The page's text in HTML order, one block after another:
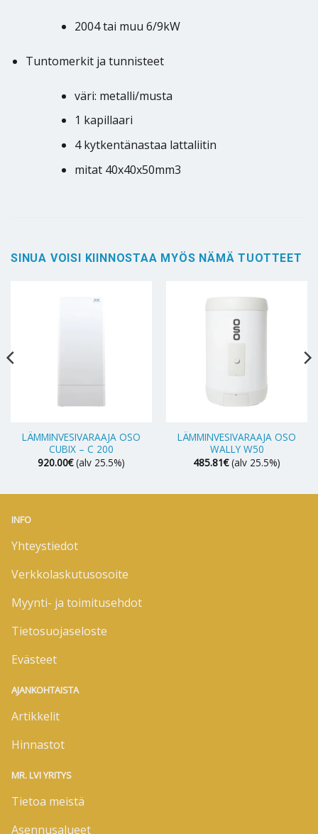
2004 tai muu 6/9kW
Tuntomerkit ja tunnisteet
väri: metalli/musta
1 kapillaari
4 kytkentänastaa lattaliitin
mitat 40x40x50mm3
SINUA VOISI KIINNOSTAA MYÖS NÄMÄ TUOTTEET
LÄMMINVESIVARAAJA OSO
CUBIX – C 200
920.00€ (alv 25.5%)
LÄMMINVESIVARAAJA OSO
WALLY W50
485.81€ (alv 25.5%)
INFO
Yhteystiedot
Verkkolaskutusosoite
Myynti- ja toimitusehdot
Tietosuojaseloste
Evästeet
AJANKOHTAISTA
Artikkelit
Hinnastot
MR. LVI YRITYS
Tietoa meistä
Asennusalueet